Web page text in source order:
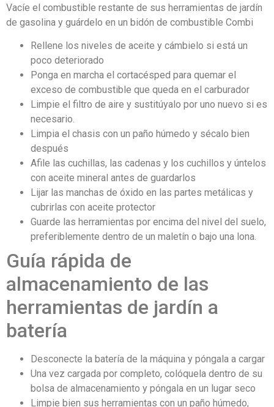
Vacíe el combustible restante de sus herramientas de jardín
de gasolina y guárdelo en un bidón de combustible Combi
Rellene los niveles de aceite y cámbielo si está un
poco deteriorado
Ponga en marcha el cortacésped para quemar el
exceso de combustible que queda en el carburador
Limpie el filtro de aire y sustitúyalo por uno nuevo si es
necesario.
Limpia el chasis con un paño húmedo y sécalo bien
después
Afile las cuchillas, las cadenas y los cuchillos y úntelos
con aceite mineral antes de guardarlos
Lijar las manchas de óxido en las partes metálicas y
cubrirlas con aceite protector
Guarde las herramientas por encima del nivel del suelo,
preferiblemente dentro de un maletín o bajo una lona.
Guía rápida de
almacenamiento de las
herramientas de jardín a
batería
Desconecte la batería de la máquina y póngala a cargar
Una vez cargada por completo, colóquela dentro de su
bolsa de almacenamiento y póngala en un lugar seco
Limpie bien sus herramientas con un paño húmedo,